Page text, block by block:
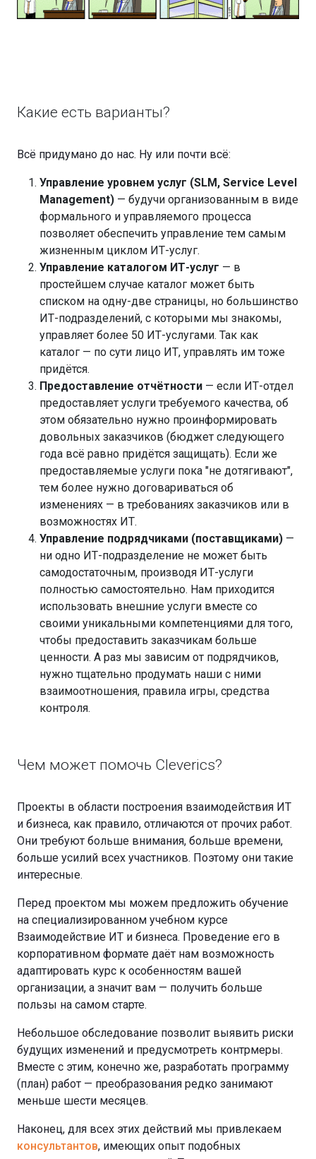
Какие есть варианты?
Всё придумано до нас. Ну или почти всё:
Управление уровнем услуг (SLM, Service Level
Management) — будучи организованным в виде
формального и управляемого процесса
позволяет обеспечить управление тем самым
жизненным циклом ИТ-услуг.
Управление каталогом ИТ-услуг — в
простейшем случае каталог может быть
списком на одну-две страницы, но большинство
ИТ-подразделений, с которыми мы знакомы,
управляет более 50 ИТ-услугами. Так как
каталог — по сути лицо ИТ, управлять им тоже
придётся.
Предоставление отчётности — если ИТ-отдел
предоставляет услуги требуемого качества, об
этом обязательно нужно проинформировать
довольных заказчиков (бюджет следующего
года всё равно придётся защищать). Если же
предоставляемые услуги пока "не дотягивают",
тем более нужно договариваться об
изменениях — в требованиях заказчиков или в
возможностях ИТ.
Управление подрядчиками (поставщиками) —
ни одно ИТ-подразделение не может быть
самодостаточным, производя ИТ-услуги
полностью самостоятельно. Нам приходится
использовать внешние услуги вместе со
своими уникальными компетенциями для того,
чтобы предоставить заказчикам больше
ценности. А раз мы зависим от подрядчиков,
нужно тщательно продумать наши с ними
взаимоотношения, правила игры, средства
контроля.
Чем может помочь Cleverics?
Проекты в области построения взаимодействия ИТ
и бизнеса, как правило, отличаются от прочих работ.
Они требуют больше внимания, больше времени,
больше усилий всех участников. Поэтому они такие
интересные.
Перед проектом мы можем предложить обучение
на специализированном учебном курсе
Взаимодействие ИТ и бизнеса. Проведение его в
корпоративном формате даёт нам возможность
адаптировать курс к особенностям вашей
организации, а значит вам — получить больше
пользы на самом старте.
Небольшое обследование позволит выявить риски
будущих изменений и предусмотреть контрмеры.
Вместе с этим, конечно же, разработать программу
(план) работ — преобразования редко занимают
меньше шести месяцев.
Наконец, для всех этих действий мы привлекаем
консультантов, имеющих опыт подобных